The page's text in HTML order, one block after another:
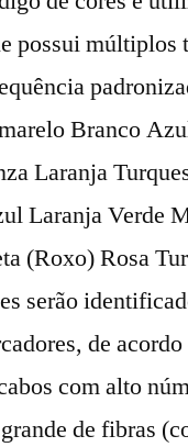
possui múltiplos
Branco
Laranja
Laranja Verde
(Roxo) Rosa
serão
de
com alto
de fibras